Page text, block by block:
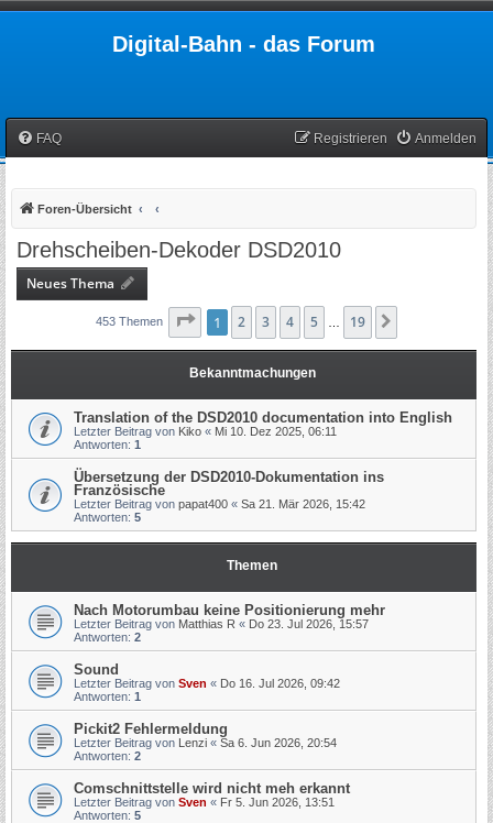
Digital-Bahn - das Forum
FAQ Anmelden
Registrieren
Foren-Übersicht
Drehscheiben-Dekoder DSD2010
Neues Thema
453 Themen Seite 1von19
1 2 3 4 5 19
Bekanntmachungen
Translation of the DSD2010 documentation into English
Letzter Beitrag von Kiko « Mi 10. Dez 2025, 06:11
Antworten: 1
Übersetzung der DSD2010-Dokumentation ins
Französische
Letzter Beitrag von papat400 « Sa 21. Mär 2026, 15:42
Antworten: 5
Themen
Nach Motorumbau keine Positionierung mehr
Letzter Beitrag von Matthias R « Do 23. Jul 2026, 15:57
Antworten: 2
Sound
Letzter Beitrag von Sven « Do 16. Jul 2026, 09:42
Antworten: 1
Pickit2 Fehlermeldung
Letzter Beitrag von Lenzi « Sa 6. Jun 2026, 20:54
Antworten: 2
Comschnittstelle wird nicht meh erkannt
Letzter Beitrag von Sven « Fr 5. Jun 2026, 13:51
Antworten: 5